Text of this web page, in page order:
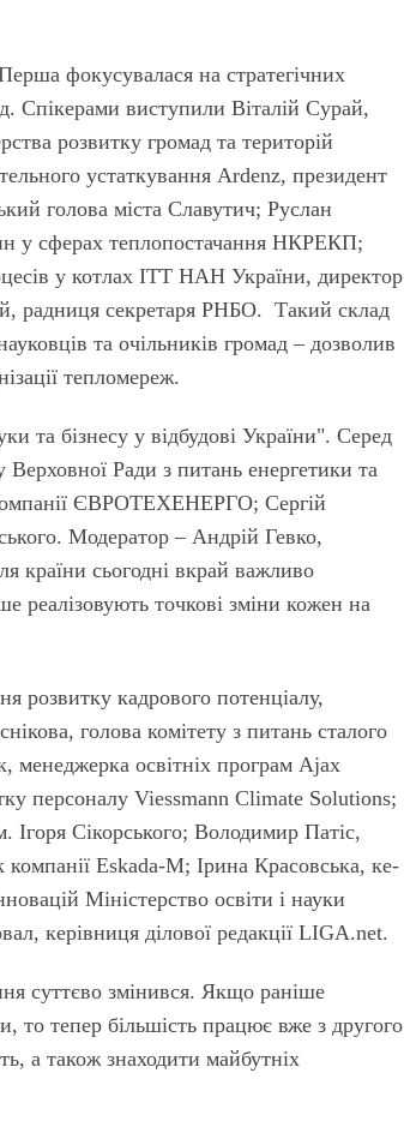
фокусувалася на стратегічних
Спікерами виступили Віталій Сурай,
розвитку громад та територій
устаткування Ardenz, президент
голова міста Славутич; Руслан
у сферах теплопостачання НКРЕКП;
у котлах ІТТ НАН України, директор
радниця секретаря РНБО. Такий склад
та очільників громад – дозволив
тепломереж.
та бізнесу у відбудові України". Серед
Ради з питань енергетики та
ЄВРОТЕХЕНЕРГО; Сергій
Модератор – Андрій Гевко,
країни сьогодні вкрай важливо
реалізовують точкові зміни кожен на
розвитку кадрового потенціалу,
голова комітету з питань сталого
менеджерка освітніх програм Ajax
персоналу Viessmann Climate Solutions;
Ігоря Сікорського; Володимир Патіс,
компанії Eskada-M; Ірина Красовська, ке­
Міністерство ос­віти і науки
керівниця ділової редакції LIGA.net.
суттєво змінився. Якщо раніше
то тепер більшість працює вже з другого
а також знаходити майбутніх